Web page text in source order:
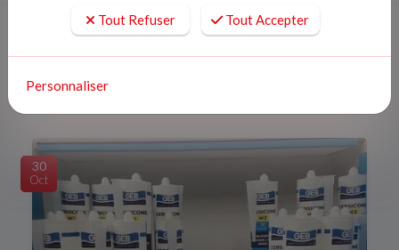
Actualités
30
Oct
Tout Refuser Tout Accepter
Personnaliser